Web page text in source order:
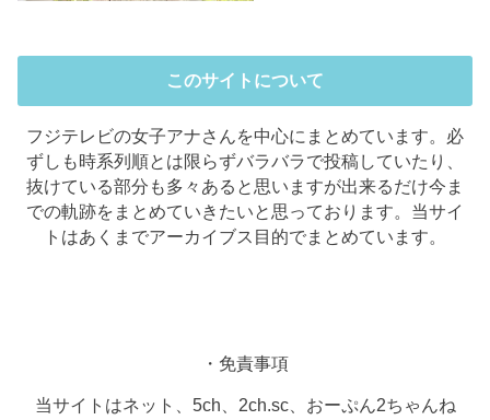
このサイトについて
フジテレビの女子アナさんを中心にまとめています。必
ずしも時系列順とは限らずバラバラで投稿していたり、
抜けている部分も多々あると思いますが出来るだけ今ま
での軌跡をまとめていきたいと思っております。当サイ
トはあくまでアーカイブス目的でまとめています。
・免責事項
当サイトはネット、5ch、2ch.sc、おーぷん2ちゃんね